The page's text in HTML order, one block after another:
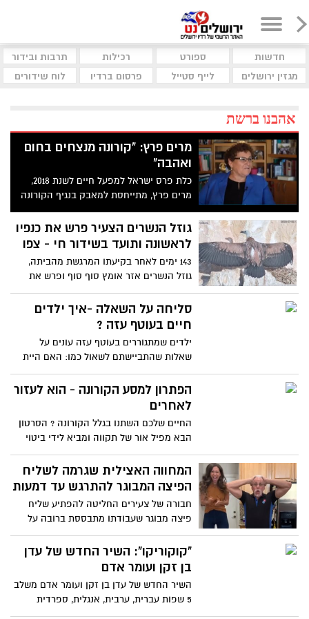
חדשות ספורט רכילות
תרבות ובידור
מגזין ירושלים
לייף סטייל פרסום ברדיו לוח שידורים
אהבנו ברשת
מרים פרץ: "קורונה מנצחים בחום
ואהבה"
כלת פרס ישראל למפעל חיים לשנת 2018,
מרים פרץ, מתייחסת למאבק בנגיף הקורונה
וטוענת כי ניתן להגיע לניצחון רק באהבה.
פרץ: "כשרוצים לנצח כל דבר, מנצחים אותו
באהבה" - צפו בדבריה המרגשים
גוזל הנשרים הצעיר פרש את כנפיו
לראשונה ותועד בשידור חי - צפו
143 ימים לאחר בקיעתו המרגשת מהביתה,
גוזל הנשרים אזר אומץ סוף סוף ופרש את
כנפיו לראשונה. המחזה המרהיב תועד
בשידור ישיר בעמוד הפייסבוק "עופות דורסים
בשידור ישיר" - צפו
סליחה על השאלה -איך ילדים
חיים בעוטף עזה ?
ילדים שמתגוררים בעוטף עזה עונים על
שאלות שהתביישתם לשאול כמו: האם היית
פעם במקלחת כשהייתה אזעקה? והאם זה
כייף להפסיד בית ספר? צפו בילדים
המקסימים שעונים לשאלות צילום של כאן
הפתרון למסע הקורונה - הוא לעזור
לאחרים
החיים שלכם השתנו בגלל הקורונה ? הסרטון
הבא מפיל אור של תקווה ומביא לידי ביטוי
את המהות למסע הקורונה שכולנו עוברים יחד
המחווה האצילית שגרמה לשליח
הפיצה המבוגר להתרגש עד דמעות
חבורה של צעירים החליטה להפתיע שליח
פיצה מבוגר שעבודתו מתבססת ברובה על
טיפים. צפו בתגובה המרגשת של השליח
למחווה שהתבררה במהרה כאצילית
"קוקוריקו": השיר החדש של עדן
בן זקן ועומר אדם
השיר החדש של עדן בן זקן ועומר אדם משלב
5 שפות עברית, ערבית, אנגלית, ספרדית
ואיטלקית. את השיר כתבו עדן ועומד יחד עם